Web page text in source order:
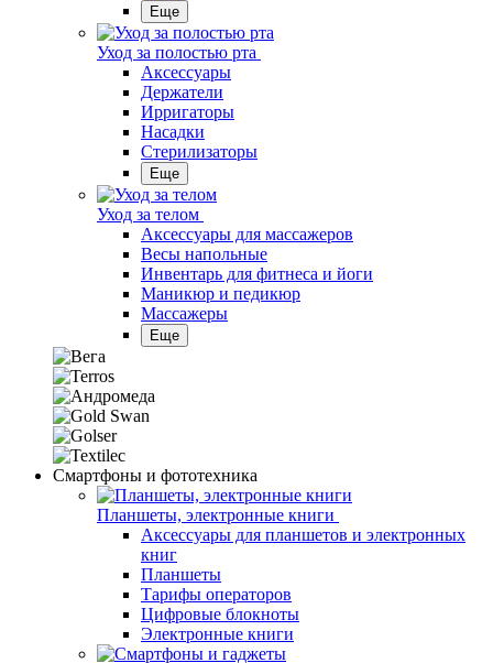
Еще
Уход за полостью рта
Аксессуары
Держатели
Ирригаторы
Насадки
Стерилизаторы
Еще
Уход за телом
Аксессуары для массажеров
Весы напольные
Инвентарь для фитнеса и йоги
Маникюр и педикюр
Массажеры
Еще
Смартфоны и фототехника
Планшеты, электронные книги
Аксессуары для планшетов и электронных
книг
Планшеты
Тарифы операторов
Цифровые блокноты
Электронные книги